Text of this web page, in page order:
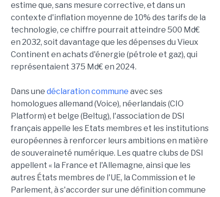
estime que, sans mesure corrective, et dans un
contexte d'inflation moyenne de 10% des tarifs de la
technologie, ce chiffre pourrait atteindre 500 Md€
en 2032, soit davantage que les dépenses du Vieux
Continent en achats d'énergie (pétrole et gaz), qui
représentaient 375 Md€ en 2024.
Dans une déclaration commune avec ses
homologues allemand (Voice), néerlandais (CIO
Platform) et belge (Beltug), l'association de DSI
français appelle les Etats membres et les institutions
européennes à renforcer leurs ambitions en matière
de souveraineté numérique. Les quatre clubs de DSI
appellent « la France et l'Allemagne, ainsi que les
autres États membres de l'UE, la Commission et le
Parlement, à s'accorder sur une définition commune